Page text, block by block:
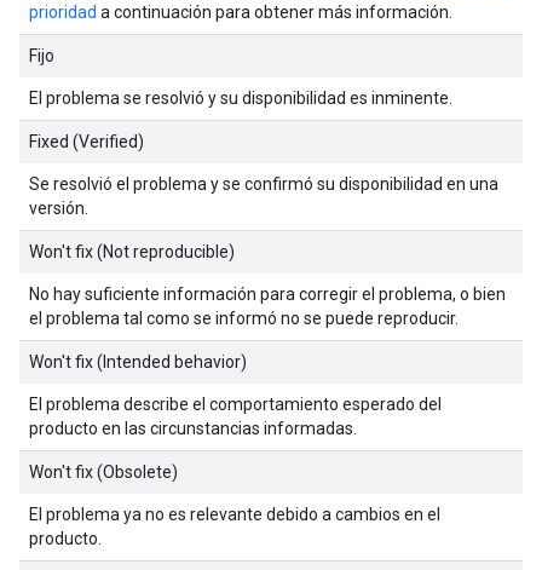
prioridad a continuación para obtener más información.
Fijo
El problema se resolvió y su disponibilidad es inminente.
Fixed (Verified)
Se resolvió el problema y se confirmó su disponibilidad en una
versión.
Won't fix (Not reproducible)
No hay suficiente información para corregir el problema, o bien
el problema tal como se informó no se puede reproducir.
Won't fix (Intended behavior)
El problema describe el comportamiento esperado del
producto en las circunstancias informadas.
Won't fix (Obsolete)
El problema ya no es relevante debido a cambios en el
producto.